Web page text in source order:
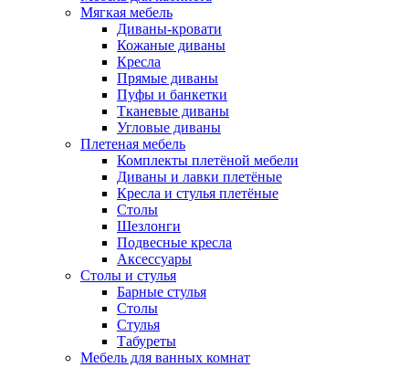
Мягкая мебель
Диваны-кровати
Кожаные диваны
Кресла
Прямые диваны
Пуфы и банкетки
Тканевые диваны
Угловые диваны
Плетеная мебель
Комплекты плетёной мебели
Диваны и лавки плетёные
Кресла и стулья плетёные
Столы
Шезлонги
Подвесные кресла
Аксессуары
Столы и стулья
Барные стулья
Столы
Стулья
Табуреты
Мебель для ванных комнат